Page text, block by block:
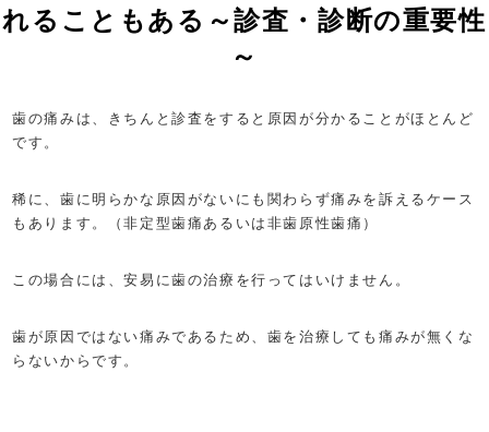
れることもある～診査・診断の重要性
～
歯の痛みは、きちんと診査をすると原因が分かることがほとんど
です。
稀に、歯に明らかな原因がないにも関わらず痛みを訴えるケース
もあります。（非定型歯痛あるいは非歯原性歯痛）
この場合には、安易に歯の治療を行ってはいけません。
歯が原因ではない痛みであるため、歯を治療しても痛みが無くな
らないからです。